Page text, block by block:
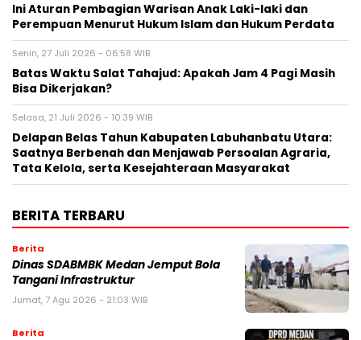
Ini Aturan Pembagian Warisan Anak Laki-laki dan
Perempuan Menurut Hukum Islam dan Hukum Perdata
Senin, 27 Juli 2026 - 06:58 WIB
Batas Waktu Salat Tahajud: Apakah Jam 4 Pagi Masih
Bisa Dikerjakan?
Selasa, 21 Juli 2026 - 10:39 WIB
Delapan Belas Tahun Kabupaten Labuhanbatu Utara:
Saatnya Berbenah dan Menjawab Persoalan Agraria,
Tata Kelola, serta Kesejahteraan Masyarakat
BERITA TERBARU
Berita
Dinas SDABMBK Medan Jemput Bola
Tangani Infrastruktur
Jumat, 7 Agu 2026 - 21:03 WIB
Berita